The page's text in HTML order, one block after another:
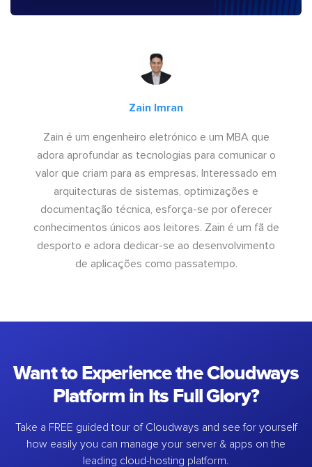
Zain Imran
Zain é um engenheiro eletrónico e um MBA que
adora aprofundar as tecnologias para comunicar o
valor que criam para as empresas. Interessado em
arquitecturas de sistemas, optimizações e
documentação técnica, esforça-se por oferecer
conhecimentos únicos aos leitores. Zain é um fã de
desporto e adora dedicar-se ao desenvolvimento
de aplicações como passatempo.
Want to Experience the Cloudways
Platform in Its Full Glory?
Take a FREE guided tour of Cloudways and see for yourself
how easily you can manage your server & apps on the
leading cloud-hosting platform.